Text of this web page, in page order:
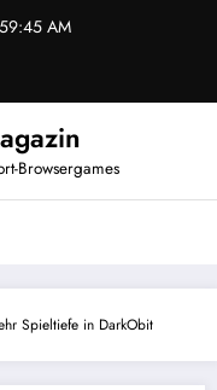
AM
Browsergames
Spieltiefe in DarkObit